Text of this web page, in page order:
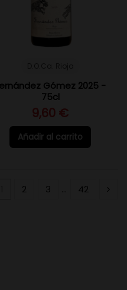
Gómez 2025 -
75cl
9,60 €
Añadir al carrito
2 3 … 42